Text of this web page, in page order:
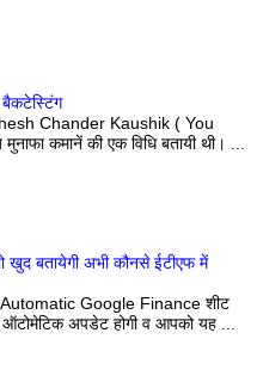
बैकटेस्टिंग
Chander Kaushik ( You
कमानें की एक विधि बतायी थी। ...
खुद बतायेगी अभी कौनसे ईटीएफ में
Google Finance शीट
अपडेट होगी व आपको यह ...